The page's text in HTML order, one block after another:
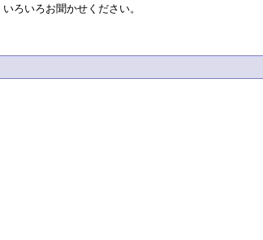
ろいろお聞かせください。